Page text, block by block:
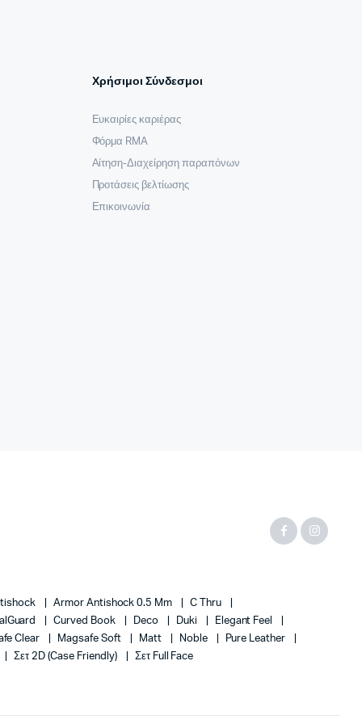
Χρήσιμοι Σύνδεσμοι
Ευκαιρίες καριέρας
Φόρμα RMA
Αίτηση-Διαχείρηση παραπόνων
Προτάσεις βελτίωσης
Επικοινωνία
Armor Antishock 0.5 Mm
C Thru
Curved Book Deco Duki
Elegant Feel
Clear Magsafe Soft Matt Noble
Pure Leather
Σετ 2D (case Friendly) Σετ Full Face